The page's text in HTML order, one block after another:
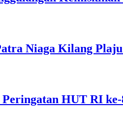
Niaga Kilang
HUT RI